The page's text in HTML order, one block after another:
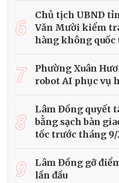
6
Chủ tịch UBND
Văn Mười kiểm
hàng không
7
Phường Xuân
robot AI phục vụ
8
Lâm Đồng quyết
bằng sạch bàn
tốc trước tháng 9/
9
Lâm Đồng gỡ
lần đầu